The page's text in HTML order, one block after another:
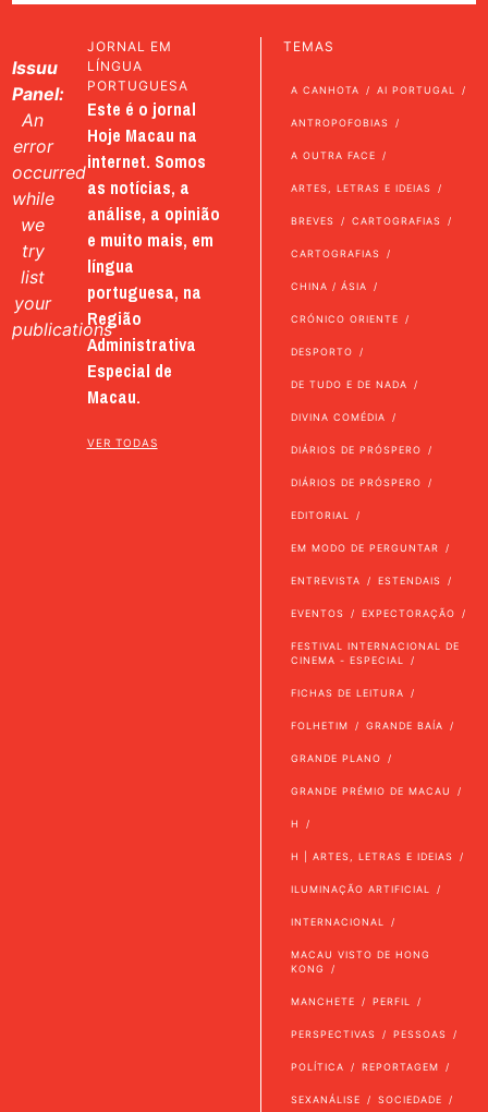
Issuu
Panel:
An
error
occurred
while
we
try
list
your
publications
JORNAL EM
LÍNGUA
PORTUGUESA
Este é o jornal
Hoje Macau na
internet. Somos
as notícias, a
análise, a opinião
e muito mais, em
língua
portuguesa, na
Região
Administrativa
Especial de
Macau.
VER TODAS
TEMAS
A CANHOTA AI PORTUGAL
ANTROPOFOBIAS
A OUTRA FACE
ARTES, LETRAS E IDEIAS
BREVES CARTOGRAFIAS
CARTOGRAFIAS
CHINA / ÁSIA
CRÓNICO ORIENTE
DESPORTO
DE TUDO E DE NADA
DIVINA COMÉDIA
DIÁRIOS DE PRÓSPERO
DIÁRIOS DE PRÓSPERO
EDITORIAL
EM MODO DE PERGUNTAR
ENTREVISTA ESTENDAIS
EVENTOS EXPECTORAÇÃO
FESTIVAL INTERNACIONAL DE
CINEMA - ESPECIAL
FICHAS DE LEITURA
FOLHETIM GRANDE BAÍA
GRANDE PLANO
GRANDE PRÉMIO DE MACAU
H
H | ARTES, LETRAS E IDEIAS
ILUMINAÇÃO ARTIFICIAL
INTERNACIONAL
MACAU VISTO DE HONG
KONG
MANCHETE PERFIL
PERSPECTIVAS PESSOAS
POLÍTICA REPORTAGEM
SEXANÁLISE SOCIEDADE